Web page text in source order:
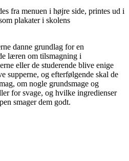
fra menuen i højre side, printes ud i
plakater i skolens
danne grundlag for en
læren om tilsmagning i
eller de studerende blive enige
supperne, og efterfølgende skal de
om nogle grundsmage og
for svage, og hvilke ingredienser
smager dem godt.